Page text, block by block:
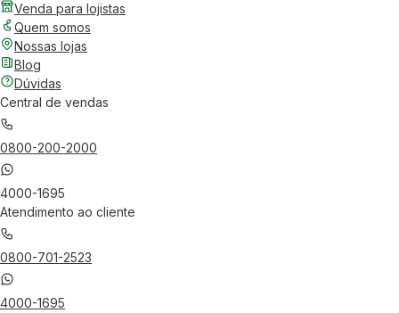
Venda para lojistas
Quem somos
Nossas lojas
Blog
Dúvidas
Central de vendas
0800-200-2000
4000-1695
Atendimento ao cliente
0800-701-2523
4000-1695